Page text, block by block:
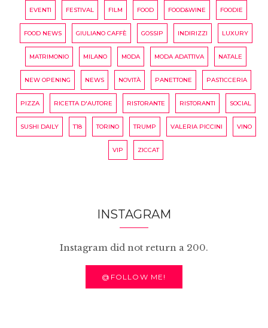
EVENTI FESTIVAL FILM FOOD FOOD&WINE FOODIE
FOOD NEWS GIULIANO CAFFÈ GOSSIP INDIRIZZI LUXURY
MATRIMONIO MILANO MODA MODA ADATTIVA NATALE
NEW OPENING NEWS NOVITÀ PANETTONE PASTICCERIA
PIZZA RICETTA D'AUTORE RISTORANTE RISTORANTI SOCIAL
SUSHI DAILY T18 TORINO TRUMP VALERIA PICCINI VINO
VIP ZICCAT
INSTAGRAM
Instagram did not return a 200.
@FOLLOW ME!